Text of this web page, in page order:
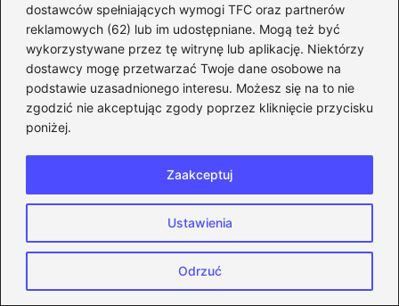
dostawców spełniających wymogi TFC oraz partnerów
reklamowych (62) lub im udostępniane. Mogą też być
wykorzystywane przez tę witrynę lub aplikację. Niektórzy
dostawcy mogę przetwarzać Twoje dane osobowe na
podstawie uzasadnionego interesu. Możesz się na to nie
zgodzić nie akceptując zgody poprzez kliknięcie przycisku
poniżej.
Ustawienia
Odrzuć
Zaakceptuj
Jak skutecznie odinstalować grę na
Steam i uniknąć problemów z dyskiem?